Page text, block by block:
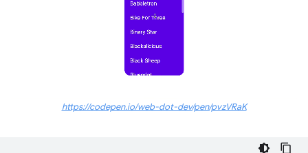
https://codepen.io/web-dot-dev/pen/pvzVRaK